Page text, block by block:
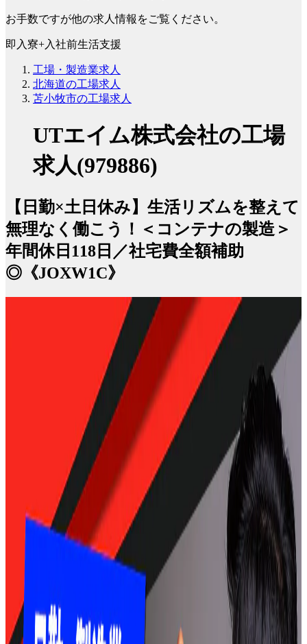
お手数ですが他の求人情報をご覧ください。
即入寮+入社前生活支援
工場・製造業求人
北海道の工場求人
苫小牧市の工場求人
UTエイム株式会社の工場
求人(979886)
【日勤×土日休み】生活リズムを整えて
無理なく働こう！＜コンテナの製造＞
年間休日118日／社宅費全額補助
◎《JOXW1C》